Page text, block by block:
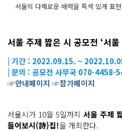
서울의 다채로운 매력을 특색 있게 표
서울 주제 짧은 시 공모전 ‘서
| 기간 : 2022.09.15. ~
| 문의 : 공모전 사무국 070-4458-
☞안내페이지 ☞참가페이지
서울시가 10월 5일까지서울 주제
들어보시(詩)집!을 개최한다.